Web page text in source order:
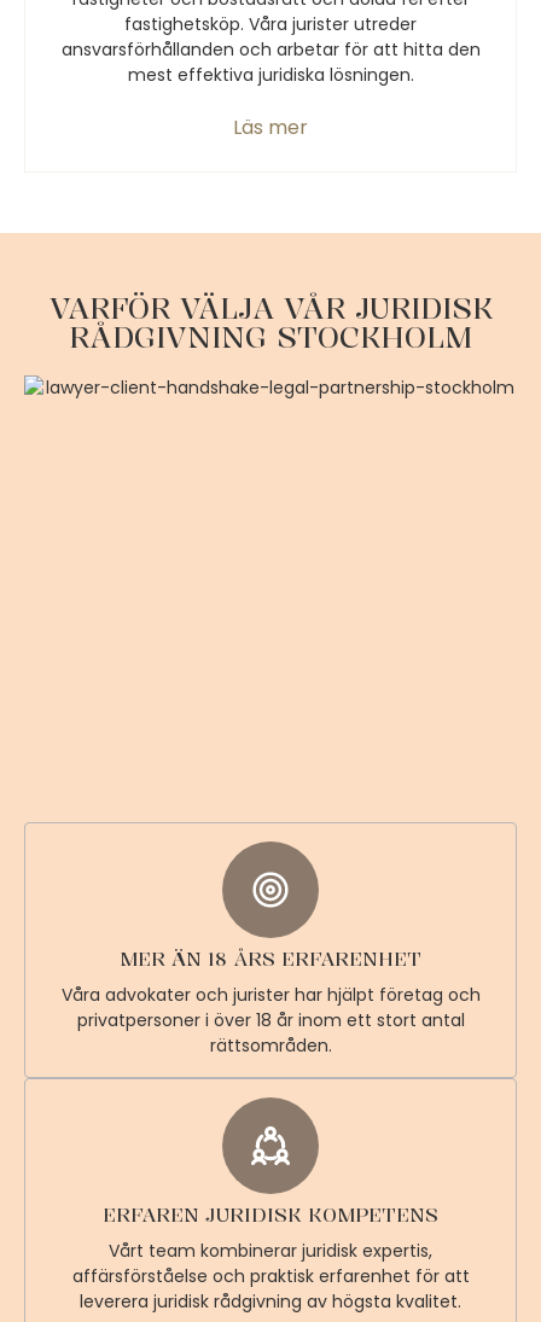
fastighetsköp. Våra jurister utreder
ansvarsförhållanden och arbetar för att hitta den
mest effektiva juridiska lösningen.
Läs mer
VARFÖR VÄLJA VÅR JURIDISK
RÅDGIVNING STOCKHOLM
MER ÄN 18 ÅRS ERFARENHET
Våra advokater och jurister har hjälpt företag och
privatpersoner i över 18 år inom ett stort antal
rättsområden.
ERFAREN JURIDISK KOMPETENS
Vårt team kombinerar juridisk expertis,
affärsförståelse och praktisk erfarenhet för att
leverera juridisk rådgivning av högsta kvalitet.